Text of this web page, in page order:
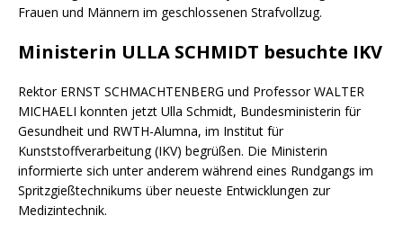
Frauen und Männern im geschlossenen Strafvollzug.
Ministerin ULLA SCHMIDT besuchte IKV
Rektor ERNST SCHMACHTENBERG und Professor WALTER
MICHAELI konnten jetzt Ulla Schmidt, Bundesministerin für
Gesundheit und RWTH-Alumna, im Institut für
Kunststoffverarbeitung (IKV) begrüßen. Die Ministerin
informierte sich unter anderem während eines Rundgangs im
Spritzgießtechnikums über neueste Entwicklungen zur
Medizintechnik.